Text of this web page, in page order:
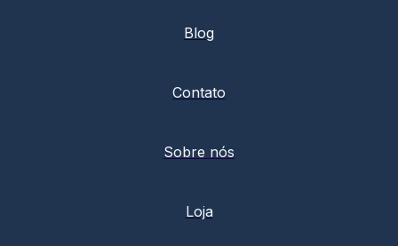
Blog
Contato
Sobre nós
Loja